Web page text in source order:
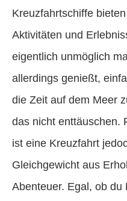
Kreuzfahrtschiffe
Aktivitäten und
eigentlich unmöglich
allerdings genießt,
die Zeit auf dem Meer
das nicht enttäuschen.
ist eine Kreuzfahrt
Gleichgewicht aus
Abenteuer. Egal, ob du